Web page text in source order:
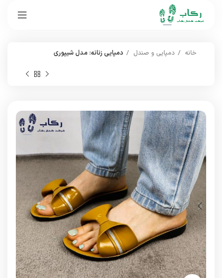
خانه دمپایی و صندل دمپایی زنانه: مدل شیپوری